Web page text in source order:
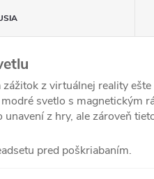
z virtuálnej reality
svetlo s magnetickým
z hry, ale zároveň
pred poškriabaním.